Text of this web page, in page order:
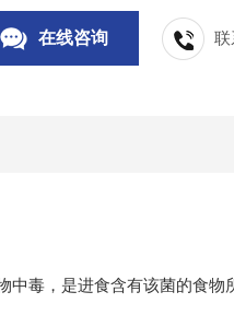
在线咨询 联
毒，是进食含有该菌的食